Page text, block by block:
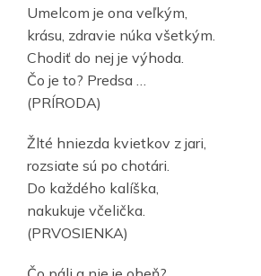
Umelcom je ona veľkým,
krásu, zdravie núka všetkým.
Chodiť do nej je výhoda.
Čo je to? Predsa …
(PRÍRODA)
Žlté hniezda kvietkov z jari,
rozsiate sú po chotári.
Do každého kalíška,
nakukuje včelička.
(PRVOSIENKA)